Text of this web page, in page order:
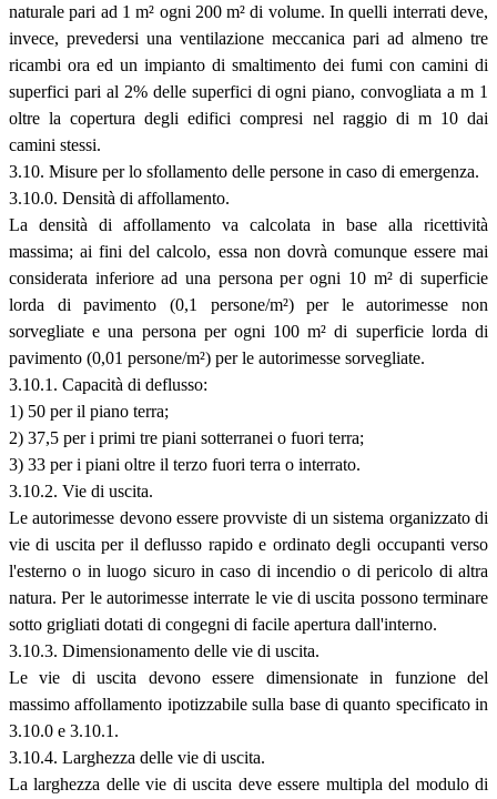
naturale pari ad 1 m² ogni 200 m² di volume. In quelli interrati deve,
invece, prevedersi una ventilazione meccanica pari ad almeno tre
ricambi ora ed un impianto di smaltimento dei fumi con camini di
superfici pari al 2% delle superfici di ogni piano, convogliata a m 1
oltre la copertura degli edifici compresi nel raggio di m 10 dai
camini stessi.
3.10. Misure per lo sfollamento delle persone in caso di emergenza.
3.10.0. Densità di affollamento.
La densità di affollamento va calcolata in base alla ricettività
massima; ai fini del calcolo, essa non dovrà comunque essere mai
considerata inferiore ad una persona per ogni 10 m² di superficie
lorda di pavimento (0,1 persone/m²) per le autorimesse non
sorvegliate e una persona per ogni 100 m² di superficie lorda di
pavimento (0,01 persone/m²) per le autorimesse sorvegliate.
3.10.1. Capacità di deflusso:
1) 50 per il piano terra;
2) 37,5 per i primi tre piani sotterranei o fuori terra;
3) 33 per i piani oltre il terzo fuori terra o interrato.
3.10.2. Vie di uscita.
Le autorimesse devono essere provviste di un sistema organizzato di
vie di uscita per il deflusso rapido e ordinato degli occupanti verso
l'esterno o in luogo sicuro in caso di incendio o di pericolo di altra
natura. Per le autorimesse interrate le vie di uscita possono terminare
sotto grigliati dotati di congegni di facile apertura dall'interno.
3.10.3. Dimensionamento delle vie di uscita.
Le vie di uscita devono essere dimensionate in funzione del
massimo affollamento ipotizzabile sulla base di quanto specificato in
3.10.0 e 3.10.1.
3.10.4. Larghezza delle vie di uscita.
La larghezza delle vie di uscita deve essere multipla del modulo di